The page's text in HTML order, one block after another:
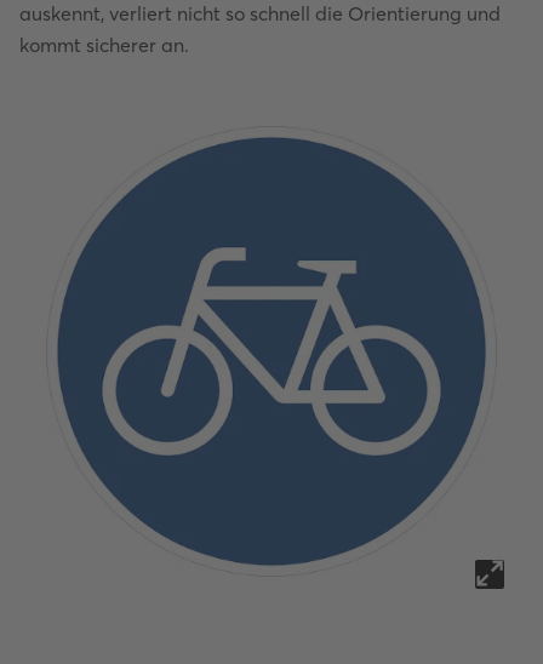
auskennt, verliert nicht so schnell die Orientierung und
kommt sicherer an.